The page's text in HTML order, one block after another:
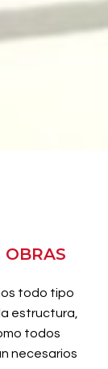
OBRAS
todo tipo
estructura,
todos
necesarios